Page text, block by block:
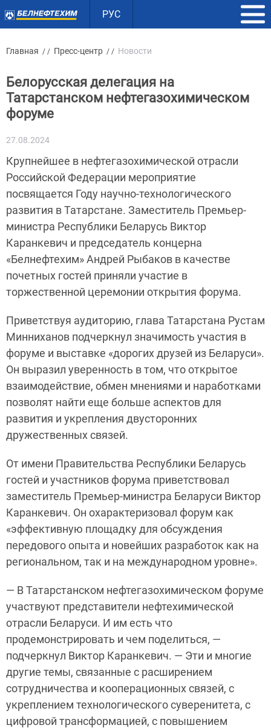
РУС
Главная / / Пресс-центр / / Новости
Белорусская делегация на
Татарстанском нефтегазохимическом
форуме
27.08.2024
Крупнейшее в нефтегазохимической отрасли
Российской Федерации мероприятие
посвящается Году научно-технологического
развития в Татарстане. Заместитель Премьер-
министра Республики Беларусь Виктор
Каранкевич и председатель концерна
«Белнефтехим» Андрей Рыбаков в качестве
почетных гостей приняли участие в
торжественной церемонии открытия форума.
Приветствуя аудиторию, глава Татарстана Рустам
Минниханов подчеркнул значимость участия в
форуме и выставке «дорогих друзей из Беларуси».
Он выразил уверенность в том, что открытое
взаимодействие, обмен мнениями и наработками
позволят найти еще больше аспектов для
развития и укрепления двусторонних
дружественных связей.
От имени Правительства Республики Беларусь
гостей и участников форума приветствовал
заместитель Премьер-министра Беларуси Виктор
Каранкевич. Он охарактеризовал форум как
«эффективную площадку для обсуждения
передового опыта и новейших разработок как на
региональном, так и на международном уровне».
— В Татарстанском нефтегазохимическом форуме
участвуют представители нефтехимической
отрасли Беларуси. И им есть что
продемонстрировать и чем поделиться, —
подчеркнул Виктор Каранкевич. — Эти и многие
другие темы, связанные с расширением
сотрудничества и кооперационных связей, с
укреплением технологического суверенитета, с
цифровой трансформацией, с повышением